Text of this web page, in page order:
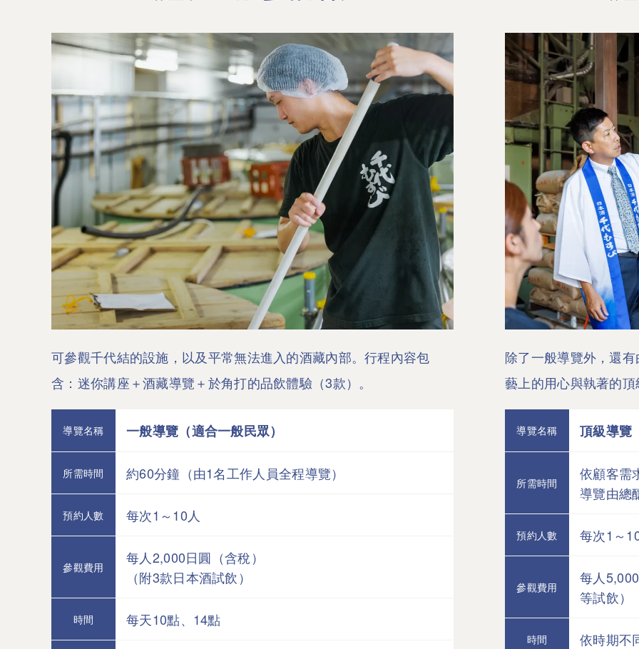
可參觀千代結的設施，以及平常無法進入的酒藏內部。行程內容包
含：迷你講座＋酒藏導覽＋於角打的品飲體驗（3款）。
導覽名稱 一般導覽（適合一般民眾）
所需時間 約60分鐘（由1名工作人員全程導覽）
預約人數 每次1～10人
參觀費用
每人2,000日圓（含稅）
（附3款日本酒試飲）
時間 每天10點、14點
除了一般導覽外，還
藝上的用心與執著的
導覽名稱 頂級導覽
所需時間
依顧客需
導覽由總
預約人數 每次1～
參觀費用
每人
等試飲）
時間 依時期不